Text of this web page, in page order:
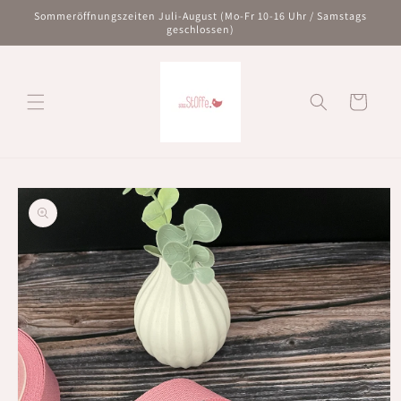
zum
Sommeröffnungszeiten Juli-August (Mo-Fr 10-16 Uhr / Samstags
geschlossen)
Warenkorb